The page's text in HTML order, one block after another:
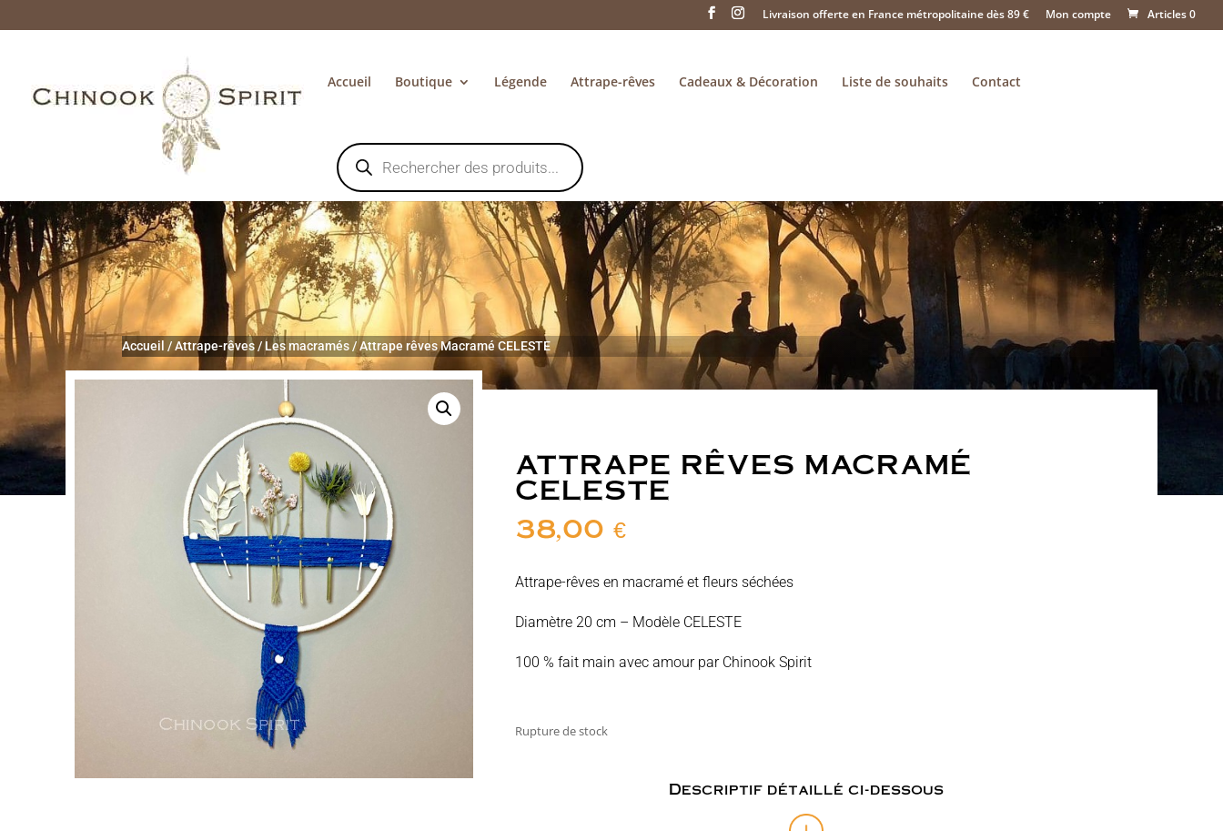
Livraison offerte en France métropolitaine dès 89 € Mon compte Articles 0
Accueil Boutique Légende Attrape-rêves Cadeaux & Décoration Liste de souhaits Contact
Recherche
de
produits
Accueil /Attrape-rêves/Les macramés /Attrape rêves Macramé CELESTE
ATTRAPE RÊVES MACRAMÉ
CELESTE
38,00€
Attrape-rêves en macramé et fleurs séchées
Diamètre 20 cm – Modèle CELESTE
100 % fait main avec amour par Chinook Spirit
Rupture de stock
Descriptif détaillé ci-dessous